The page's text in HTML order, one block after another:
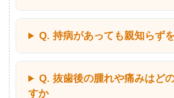
Q. 持病があっても親知らず
Q. 抜歯後の腫れや痛みはど
すか